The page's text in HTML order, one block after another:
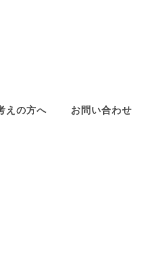
えの方へ お問い合わせ